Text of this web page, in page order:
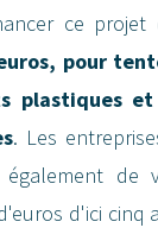
ce projet
pour
plastiques
. Les
de
d'ici cinq